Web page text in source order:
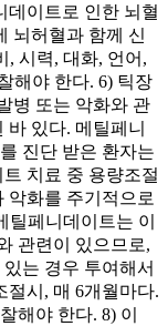
데이트로 인한 뇌혈
뇌허혈과 함께 신
, 시력, 대화, 언어,
해야 한다. 6) 틱장
병 또는 악화와 관
있다. 메틸페니
진단 받은 환자는
치료 중 용량조절
악화를 주기적으로
틸페니데이트는 이
관련이 있으므로,
는 경우 투여해서
절시, 매 6개월마다.
해야 한다. 8) 이